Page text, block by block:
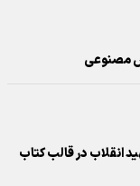
مصنوعی
انقلاب در قالب کتاب